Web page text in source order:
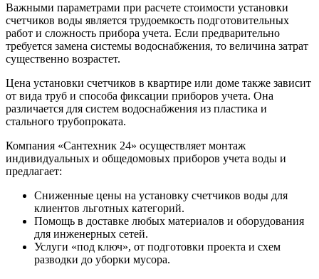
Важными параметрами при расчете стоимости установки
счетчиков воды является трудоемкость подготовительных
работ и сложность прибора учета. Если предварительно
требуется замена системы водоснабжения, то величина затрат
существенно возрастет.
Цена установки счетчиков в квартире или доме также зависит
от вида труб и способа фиксации приборов учета. Она
различается для систем водоснабжения из пластика и
стального трубопроката.
Компания «Сантехник 24» осуществляет монтаж
индивидуальных и общедомовых приборов учета воды и
предлагает:
Сниженные цены на установку счетчиков воды для
клиентов льготных категорий.
Помощь в доставке любых материалов и оборудования
для инженерных сетей.
Услуги «под ключ», от подготовки проекта и схем
разводки до уборки мусора.